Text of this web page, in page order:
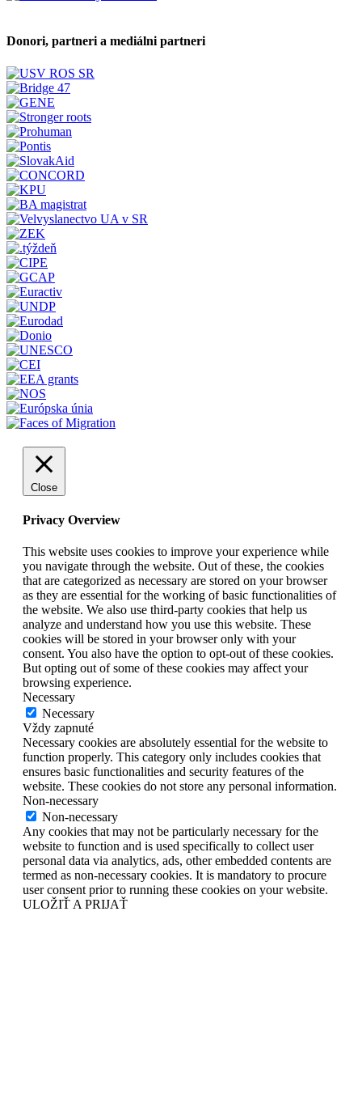
Donori, partneri a mediálni partneri
Close
Privacy Overview
This website uses cookies to improve your experience while
you navigate through the website. Out of these, the cookies
that are categorized as necessary are stored on your browser
as they are essential for the working of basic functionalities of
the website. We also use third-party cookies that help us
analyze and understand how you use this website. These
cookies will be stored in your browser only with your
consent. You also have the option to opt-out of these cookies.
But opting out of some of these cookies may affect your
browsing experience.
Necessary
Necessary
Vždy zapnuté
Necessary cookies are absolutely essential for the website to
function properly. This category only includes cookies that
ensures basic functionalities and security features of the
website. These cookies do not store any personal information.
Non-necessary
Non-necessary
Any cookies that may not be particularly necessary for the
website to function and is used specifically to collect user
personal data via analytics, ads, other embedded contents are
termed as non-necessary cookies. It is mandatory to procure
user consent prior to running these cookies on your website.
ULOŽIŤ A PRIJAŤ